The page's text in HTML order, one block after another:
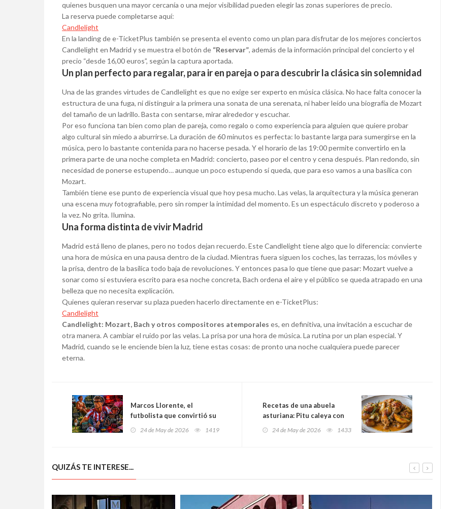
quienes busquen una mayor cercanía o una mejor visibilidad pueden elegir las zonas superiores de precio.
La reserva puede completarse aquí:
Candlelight
En la landing de e-TicketPlus también se presenta el evento como un plan para disfrutar de los mejores conciertos
Candlelight en Madrid y se muestra el botón de “Reservar”, además de la información principal del concierto y el
precio “desde 16,00 euros”, según la captura aportada.
Un plan perfecto para regalar, para ir en pareja o para descubrir la clásica sin solemnidad
Una de las grandes virtudes de Candlelight es que no exige ser experto en música clásica. No hace falta conocer la
estructura de una fuga, ni distinguir a la primera una sonata de una serenata, ni haber leído una biografía de Mozart
del tamaño de un ladrillo. Basta con sentarse, mirar alrededor y escuchar.
Por eso funciona tan bien como plan de pareja, como regalo o como experiencia para alguien que quiere probar
algo cultural sin miedo a aburrirse. La duración de 60 minutos es perfecta: lo bastante larga para sumergirse en la
música, pero lo bastante contenida para no hacerse pesada. Y el horario de las 19:00 permite convertirlo en la
primera parte de una noche completa en Madrid: concierto, paseo por el centro y cena después. Plan redondo, sin
necesidad de ponerse estupendo… aunque un poco estupendo sí queda, que para eso vamos a una basílica con
Mozart.
También tiene ese punto de experiencia visual que hoy pesa mucho. Las velas, la arquitectura y la música generan
una escena muy fotografiable, pero sin romper la intimidad del momento. Es un espectáculo discreto y poderoso a
la vez. No grita. Ilumina.
Una forma distinta de vivir Madrid
Madrid está lleno de planes, pero no todos dejan recuerdo. Este Candlelight tiene algo que lo diferencia: convierte
una hora de música en una pausa dentro de la ciudad. Mientras fuera siguen los coches, las terrazas, los móviles y
la prisa, dentro de la basílica todo baja de revoluciones. Y entonces pasa lo que tiene que pasar: Mozart vuelve a
sonar como si estuviera escrito para esa noche concreta, Bach ordena el aire y el público se queda atrapado en una
belleza que no necesita explicación.
Quienes quieran reservar su plaza pueden hacerlo directamente en e-TicketPlus:
Candlelight
Candlelight: Mozart, Bach y otros compositores atemporales es, en definitiva, una invitación a escuchar de
otra manera. A cambiar el ruido por las velas. La prisa por una hora de música. La rutina por un plan especial. Y
Madrid, cuando se le enciende bien la luz, tiene estas cosas: de pronto una noche cualquiera puede parecer
eterna.
Marcos Llorente, el
futbolista que convirtió su
cuerpo en un laboratorio:
luz roja, gafas amarillas,
24 de May de 2026 1419
Recetas de una abuela
asturiana: Pitu caleya con
manzana, sidrina y patatines
(el guisu que huele a
24 de May de 2026 1433
QUIZÁS TE INTERESE...